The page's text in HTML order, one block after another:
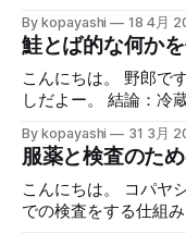
ップルウォッチと
せてのランニングの
を見ながら走ること
す。全体として不満はありません
て、アップルウォッ
るのでそれを見越し
ただ、やっぱりちょ
H9の値を見れないの
By kopayashi 18 4月
鮭とば的な何か
こんにちは。 野郎で
しだよー。 結論：冷蔵
ないのですが、たま
り、ついつい買って
身が半額になってい
ってしまいます。 鮭とば的な何かの作り方 作り方： 1. サー
By kopayashi 31 3月
服薬と検査のた
こんにちは。 コパヤ
での検査をする仕組